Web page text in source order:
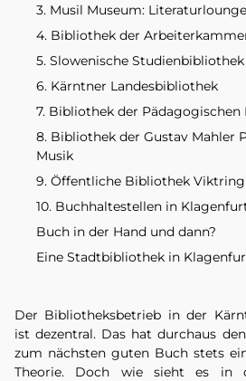
3. Musil Museum: Literaturlounge
4. Bibliothek der
5. Slowenische Studienbibliothek
6. Kärntner Landesbibliothek
7. Bibliothek der
8. Bibliothek der Gustav Mahler
Musik
9. Öffentliche Bibliothek Viktring
10. Buchhaltestellen in
Buch in der Hand und dann?
Eine Stadtbibliothek in
Der Bibliotheksbetrieb in der
ist dezentral. Das hat durchaus
zum nächsten guten Buch stets
Theorie. Doch wie sieht es in